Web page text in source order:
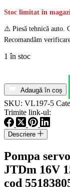
Stoc limitat în
⚠️ Piesă tehnică auto.
Recomandăm
1 în stoc
Pompa
servodirectie
Alfa
Romeo
147
1.9
JTDm
150
CP
cod
motor
Adaugă în coș
SKU: VL197-5
Trimite link-ul:
Descriere
Pompa
JTDm 16V
cod